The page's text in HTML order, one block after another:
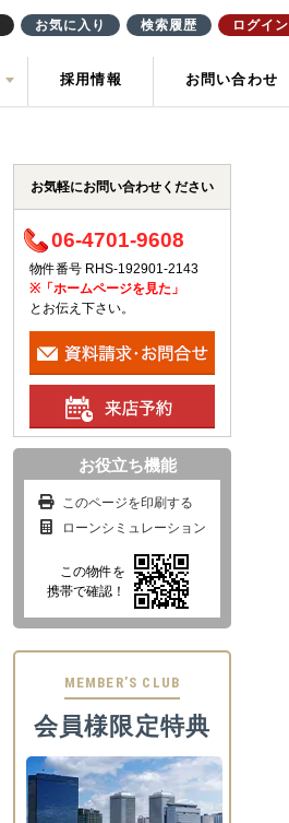
採用情報 お問い合わせ
お気軽にお問い合わせください
06-4701-9608
物件番号 RHS-192901-2143
※「ホームページを見た」
とお伝え下さい。
お役立ち機能
このページを印刷する
ローンシミュレーション
この物件を
携帯で確認！
MEMBER’S CLUB
会員様限定特典
お気に入り 検索履歴 ログイン